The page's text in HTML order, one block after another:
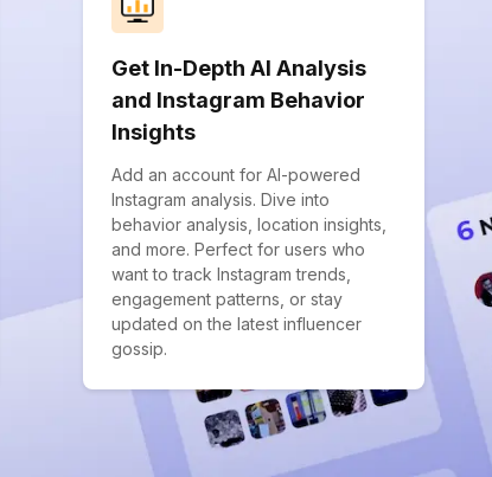
Get In-Depth AI Analysis
and Instagram Behavior
Insights
Add an account for AI-powered
Instagram analysis. Dive into
behavior analysis, location insights,
and more. Perfect for users who
want to track Instagram trends,
engagement patterns, or stay
updated on the latest influencer
gossip.